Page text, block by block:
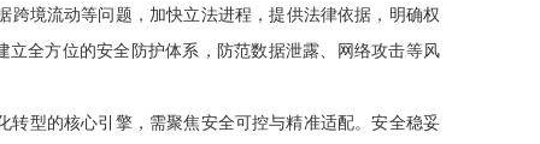
境流动等问题，加快立法进程，提供法律依据，明确权
全方位的安全防护体系，防范数据泄露、网络攻击等风
型的核心引擎，需聚焦安全可控与精准适配。安全稳妥